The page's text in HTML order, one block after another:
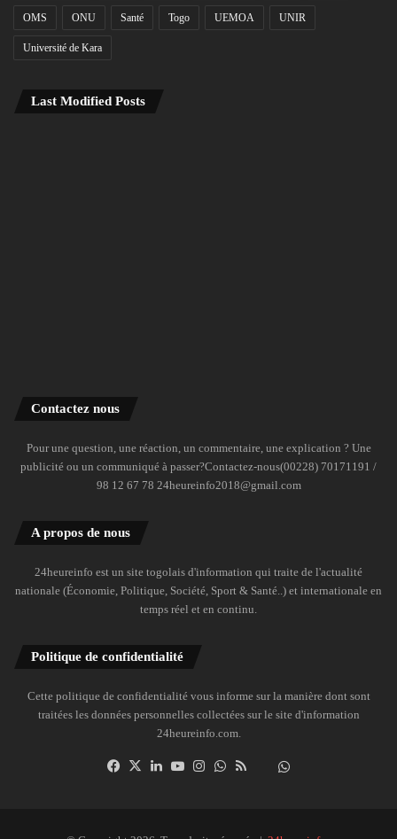
OMS ONU Santé Togo UEMOA UNIR
Université de Kara
Last Modified Posts
Contactez nous
Pour une question, une réaction, un commentaire, une explication ? Une
publicité ou un communiqué à passer?Contactez-nous(00228) 70171191 /
98 12 67 78 24heureinfo2018@gmail.com
A propos de nous
24heureinfo est un site togolais d'information qui traite de l'actualité
nationale (Économie, Politique, Société, Sport & Santé..) et internationale en
temps réel et en continu.
Politique de confidentialité
Cette politique de confidentialité vous informe sur la manière dont sont
traitées les données personnelles collectées sur le site d'information
24heureinfo.com.
Facebook
X LinkedinYouTubeInstagramWhatsAppDailymotion